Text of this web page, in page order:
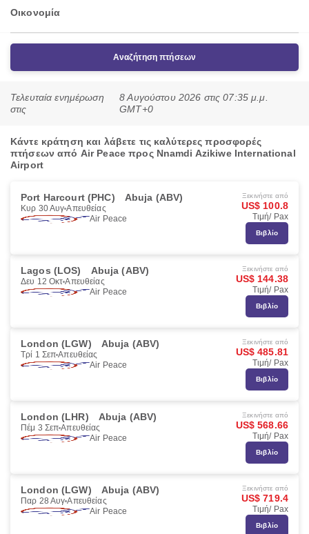
Οικονομία
Αναζήτηση πτήσεων
Τελευταία ενημέρωση
στις
8 Αυγούστου 2026 στις 07:35 μ.μ.
GMT+0
Κάντε κράτηση και λάβετε τις καλύτερες προσφορές
πτήσεων από Air Peace προς Nnamdi Azikiwe International
Airport
Port Harcourt (PHC) Abuja (ABV)
Κυρ 30 Αυγ Απευθείας
Air Peace
Ξεκινήστε από
US$ 100.8
Τιμή/ Pax
Βιβλίο
Lagos (LOS) Abuja (ABV)
Δευ 12 Οκτ Απευθείας
Air Peace
Ξεκινήστε από
US$ 144.38
Τιμή/ Pax
Βιβλίο
London (LGW) Abuja (ABV)
Τρί 1 Σεπ Απευθείας
Air Peace
Ξεκινήστε από
US$ 485.81
Τιμή/ Pax
Βιβλίο
London (LHR) Abuja (ABV)
Πέμ 3 Σεπ Απευθείας
Air Peace
Ξεκινήστε από
US$ 568.66
Τιμή/ Pax
Βιβλίο
London (LGW) Abuja (ABV)
Παρ 28 Αυγ Απευθείας
Air Peace
Ξεκινήστε από
US$ 719.4
Τιμή/ Pax
Βιβλίο